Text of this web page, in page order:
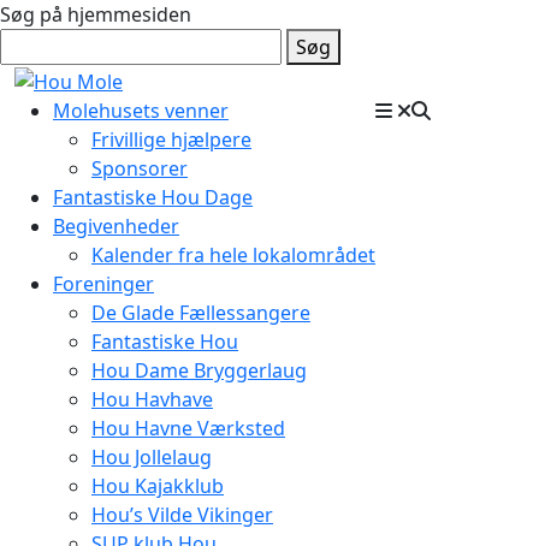
Søg på hjemmesiden
Søg
Molehusets venner
Frivillige hjælpere
Sponsorer
Fantastiske Hou Dage
Begivenheder
Kalender fra hele lokalområdet
Foreninger
De Glade Fællessangere
Fantastiske Hou
Hou Dame Bryggerlaug
Hou Havhave
Hou Havne Værksted
Hou Jollelaug
Hou Kajakklub
Hou’s Vilde Vikinger